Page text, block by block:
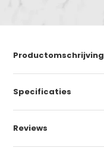
Productomschrijving
Specificaties
Reviews